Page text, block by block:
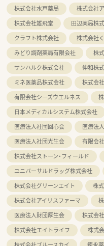
株式会社水戸薬局
株式会社
株式会社雄飛堂
田辺薬局株
クラフト株式会社
株式会社
みどり調剤薬局有限会社
株
サンハルク株式会社
伸和株
ミネ医薬品株式会社
株式会
有限会社シーズウエルネス
日本メディカルシステム株式会社
医療法人社団回心会
医療法
医療法人社団光生会
有限会
株式会社ストーン・フィールド
ユニバーサルドラッグ株式会社
株式会社グリーンエイト
株
株式会社アイリスファーマ
医療法人財団厚生会
株式会
株式会社エイトライフ
株式